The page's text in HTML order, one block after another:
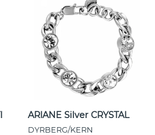
ARIANE Silver CRYSTAL
DYRBERG/KERN